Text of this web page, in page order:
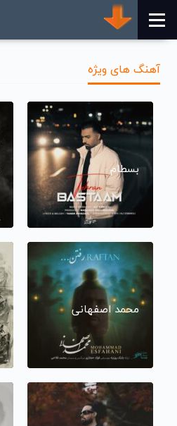
آهنگ های ویژه
بسطام
محمد اصفهانی